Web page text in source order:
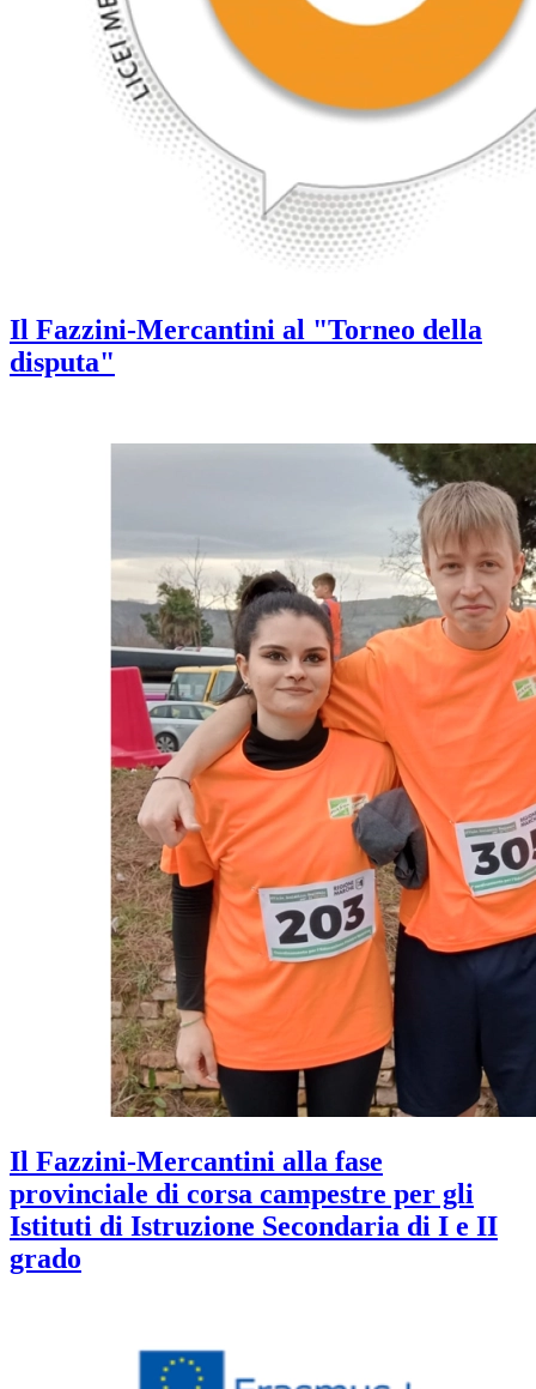
Il Fazzini-Mercantini al "Torneo della
disputa"
Il Fazzini-Mercantini alla fase
provinciale di corsa campestre per gli
Istituti di Istruzione Secondaria di I e II
grado